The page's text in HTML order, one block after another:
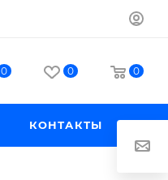
0 0 0
КОНТАКТЫ